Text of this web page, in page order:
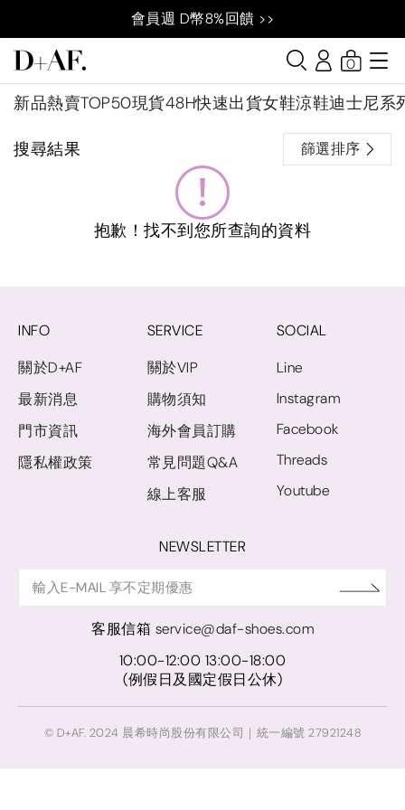
會員週 D幣8%回饋 >>
新品熱賣TOP50現貨48H快速出貨女鞋涼鞋迪士尼系
0
搜尋結果 篩選排序
抱歉！找不到您所查詢的資料
INFO
關於D+AF
最新消息
門市資訊
隱私權政策
SERVICE
關於VIP
購物須知
海外會員訂購
常見問題Q&A
線上客服
SOCIAL
Line
Instagram
Facebook
Threads
Youtube
NEWSLETTER
客服信箱 service@daf-shoes.com
10:00-12:00 13:00-18:00
(例假日及國定假日公休)
© D+AF. 2024 晨希時尚股份有限公司｜統一編號 27921248